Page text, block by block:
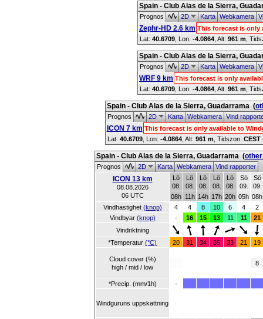
Spain - Club Alas de la Sierra,
Prognos 2D KartaWebkamera
Zephr-HD 2.6 km This forecast is only
Lat: 40.6709 , Lon: -4.0864 Alt: 961 m ,
Spain - Club Alas de la Sierra,
Prognos 2D KartaWebkamera
WRF 9 km This forecast is only
Lat: 40.6709 , Lon: -4.0864 Alt: 961 m ,
Spain - Club Alas de la Sierra, Guadarrama (
Prognos 2D KartaWebkameraVind
ICON 7 km This forecast is only available to
Lat: 40.6709, Lon: -4.0864, Alt: 961 m , Tidszon: CEST
Spain - Club Alas de la Sierra, Guadarrama (
Prognos 2D KartaWebkameraVind rapporter
ICON 13 km
08.08.2026
06 UTC
Lö
08.
Lö
08.
Lö
08.
Lö
08.
Lö
08.
Sö
09.
Sö
09.
08h 11h 14h 17h 20h 05h 08h
Vindhastighet (knop) 4 4 8 10 6 4
2
Vindbyar (knop) - 16 15 13 11 11
21
Vindriktning
*Temperatur (°C) 20 31 34 35 33 21 19
Cloud cover (%)
high / mid / low
8
*Precip. (mm/1h) -
Windguruns uppskattning